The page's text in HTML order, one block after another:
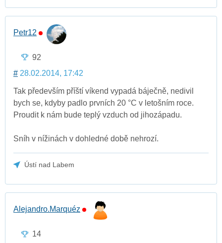
Petr12
92
# 28.02.2014, 17:42
Tak především příští víkend vypadá báječně, nedivil
bych se, kdyby padlo prvních 20 °C v letošním roce.
Proudit k nám bude teplý vzduch od jihozápadu.
Sníh v nížinách v dohledné době nehrozí.
Ústí nad Labem
Alejandro.Marquéz
14